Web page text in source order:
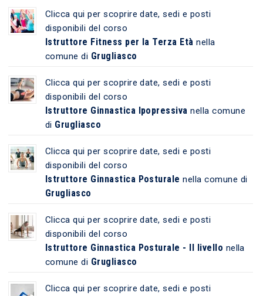
Clicca qui per scoprire date, sedi e posti
disponibili del corso
Istruttore Fitness per la Terza Età nella
comune di Grugliasco
Clicca qui per scoprire date, sedi e posti
disponibili del corso
Istruttore Ginnastica Ipopressiva nella comune
di Grugliasco
Clicca qui per scoprire date, sedi e posti
disponibili del corso
Istruttore Ginnastica Posturale nella comune di
Grugliasco
Clicca qui per scoprire date, sedi e posti
disponibili del corso
Istruttore Ginnastica Posturale - II livello nella
comune di Grugliasco
Clicca qui per scoprire date, sedi e posti